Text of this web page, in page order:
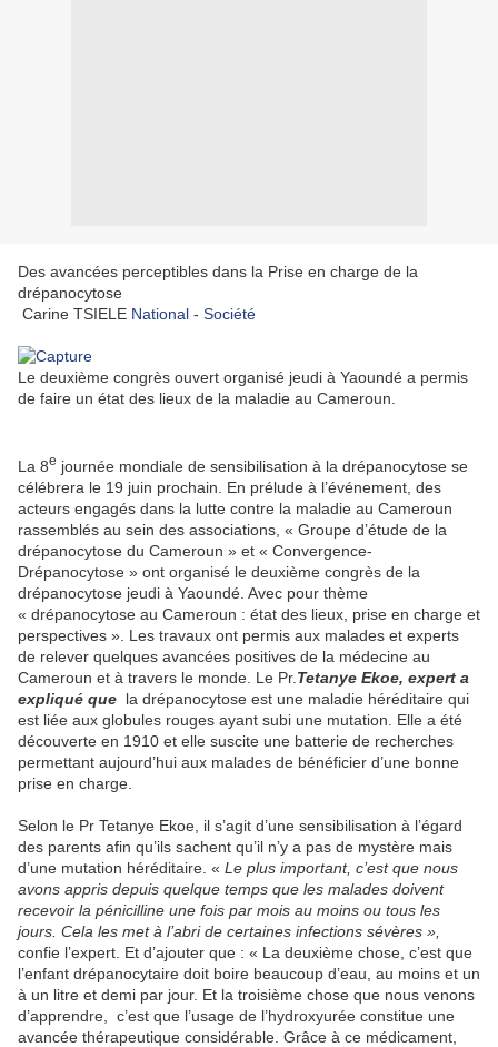
Des avancées perceptibles dans la Prise en charge de la
drépanocytose
Carine TSIELE National - Société
Le deuxième congrès ouvert organisé jeudi à Yaoundé a permis
de faire un état des lieux de la maladie au Cameroun.
La 8e journée mondiale de sensibilisation à la drépanocytose se
célébrera le 19 juin prochain. En prélude à l’événement, des
acteurs engagés dans la lutte contre la maladie au Cameroun
rassemblés au sein des associations, « Groupe d’étude de la
drépanocytose du Cameroun » et « Convergence-
Drépanocytose » ont organisé le deuxième congrès de la
drépanocytose jeudi à Yaoundé. Avec pour thème
« drépanocytose au Cameroun : état des lieux, prise en charge et
perspectives ». Les travaux ont permis aux malades et experts
de relever quelques avancées positives de la médecine au
Cameroun et à travers le monde. Le Pr. Tetanye Ekoe, expert a
expliqué que la drépanocytose est une maladie héréditaire qui
est liée aux globules rouges ayant subi une mutation. Elle a été
découverte en 1910 et elle suscite une batterie de recherches
permettant aujourd’hui aux malades de bénéficier d’une bonne
prise en charge.
Selon le Pr Tetanye Ekoe, il s’agit d’une sensibilisation à l’égard
des parents afin qu’ils sachent qu’il n’y a pas de mystère mais
d’une mutation héréditaire. « Le plus important, c’est que nous
avons appris depuis quelque temps que les malades doivent
recevoir la pénicilline une fois par mois au moins ou tous les
jours. Cela les met à l’abri de certaines infections sévères »,
confie l’expert. Et d’ajouter que : « La deuxième chose, c’est que
l’enfant drépanocytaire doit boire beaucoup d’eau, au moins et un
à un litre et demi par jour. Et la troisième chose que nous venons
d’apprendre, c’est que l’usage de l’hydroxyurée constitue une
avancée thérapeutique considérable. Grâce à ce médicament,